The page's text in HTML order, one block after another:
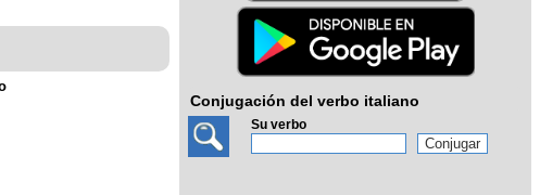
Conjugación del verbo italiano
Su verbo